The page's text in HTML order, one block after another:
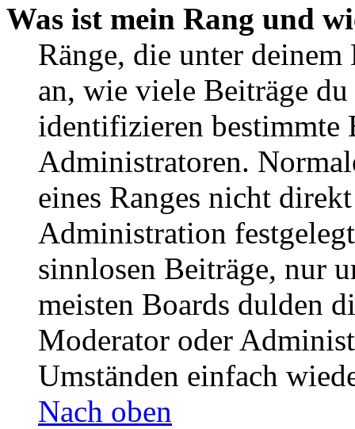
Was ist mein Rang und
Ränge, die unter deinem
an, wie viele Beiträge
identifizieren bestimmte
Administratoren.
eines Ranges nicht
Administration
sinnlosen Beiträge, nur
meisten Boards dulden
Moderator oder
Umständen einfach
Nach oben